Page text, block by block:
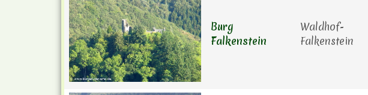
Burg
Falkenstein
Waldhof-
Falkenstein